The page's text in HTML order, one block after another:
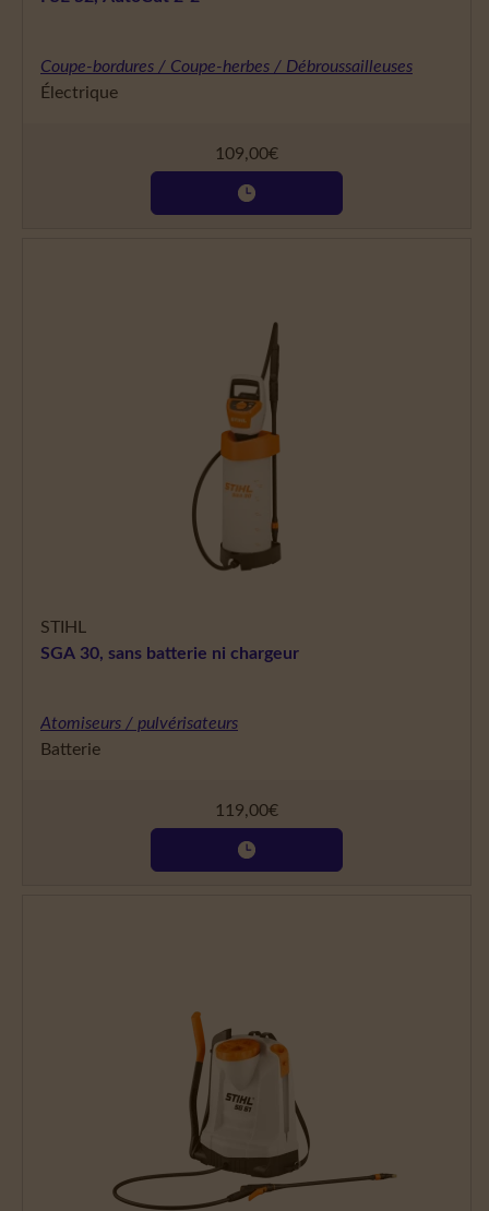
Coupe-bordures / Coupe-herbes / Débroussailleuses
Électrique
109,00€
STIHL
SGA 30, sans batterie ni chargeur
Atomiseurs / pulvérisateurs
Batterie
119,00€